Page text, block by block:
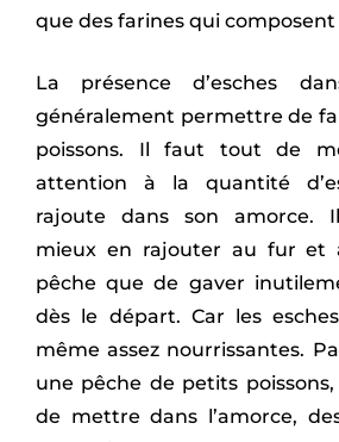
que des farines qui composent
La présence d’esches
généralement permettre de
poissons. Il faut tout de
attention à la quantité
rajoute dans son amorce.
mieux en rajouter au fur et
pêche que de gaver
dès le départ. Car les
même assez nourrissantes.
une pêche de petits
de mettre dans l’amorce,